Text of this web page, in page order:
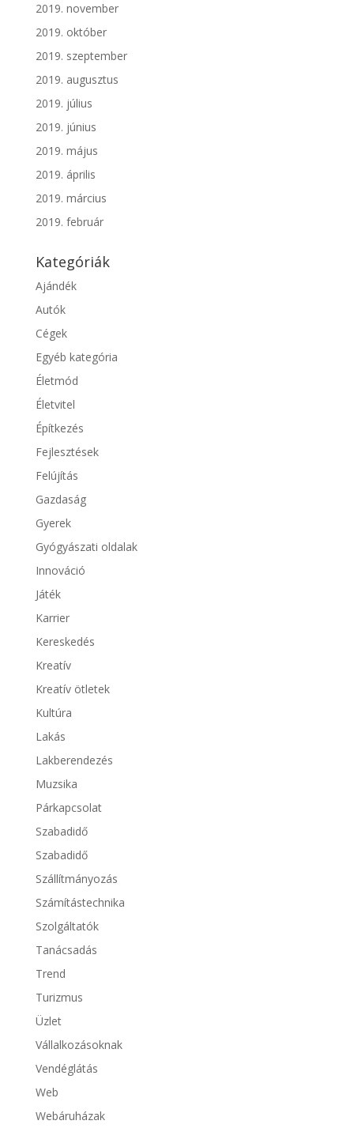
2019. november
2019. október
2019. szeptember
2019. augusztus
2019. július
2019. június
2019. május
2019. április
2019. március
2019. február
Kategóriák
Ajándék
Autók
Cégek
Egyéb kategória
Életmód
Életvitel
Építkezés
Fejlesztések
Felújítás
Gazdaság
Gyerek
Gyógyászati oldalak
Innováció
Játék
Karrier
Kereskedés
Kreatív
Kreatív ötletek
Kultúra
Lakás
Lakberendezés
Muzsika
Párkapcsolat
Szabadidő
Szabadidő
Szállítmányozás
Számítástechnika
Szolgáltatók
Tanácsadás
Trend
Turizmus
Üzlet
Vállalkozásoknak
Vendéglátás
Web
Webáruházak